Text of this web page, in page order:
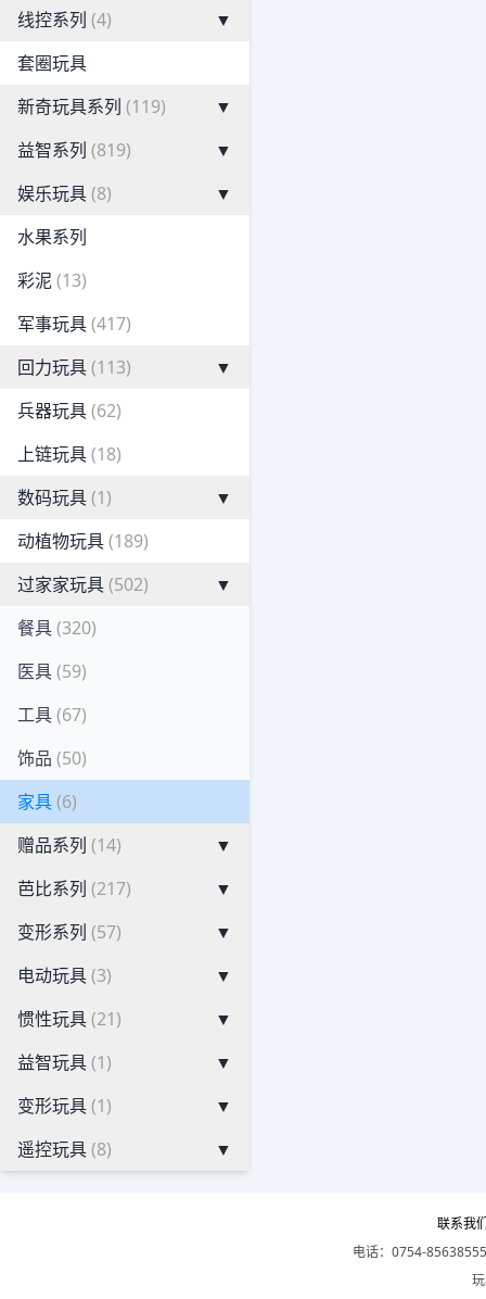
线控系列 (4)
▼
套圈玩具
新奇玩具系列 (119)
▼
益智系列 (819)
▼
娱乐玩具(8)
▼
水果系列
彩泥(13)
军事玩具(417)
回力玩具(113)
▼
兵器玩具(62)
上链玩具(18)
数码玩具(1)
▼
动植物玩具(189)
过家家玩具(502)
▼
餐具(320)
医具(59)
工具(67)
饰品 (50)
家具(6)
赠品系列 (14)
▼
芭比系列 (217)
▼
变形系列 (57)
▼
电动玩具(3)
▼
惯性玩具(21)
▼
益智玩具(1)
▼
变形玩具(1)
▼
遥控玩具(8) ▼
联系我
电话：0754-